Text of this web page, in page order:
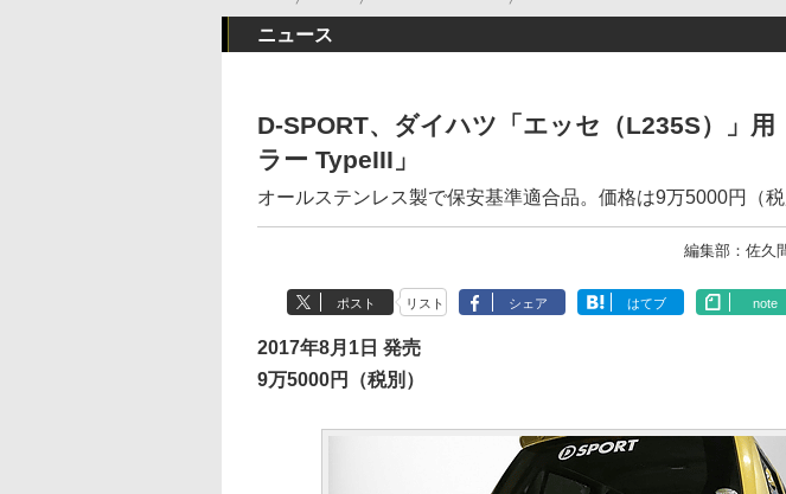
ニュース
D-SPORT、ダイハツ「エッセ（L235S）」用
ラー TypeIII」
オールステンレス製で保安基準適合品。価格は9万5000円（税
編集部：佐久
ポスト リスト シェア はてブ note
2017年8月1日 発売
9万5000円（税別）